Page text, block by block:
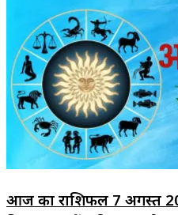
आज का राशिफल 7 अगस्त